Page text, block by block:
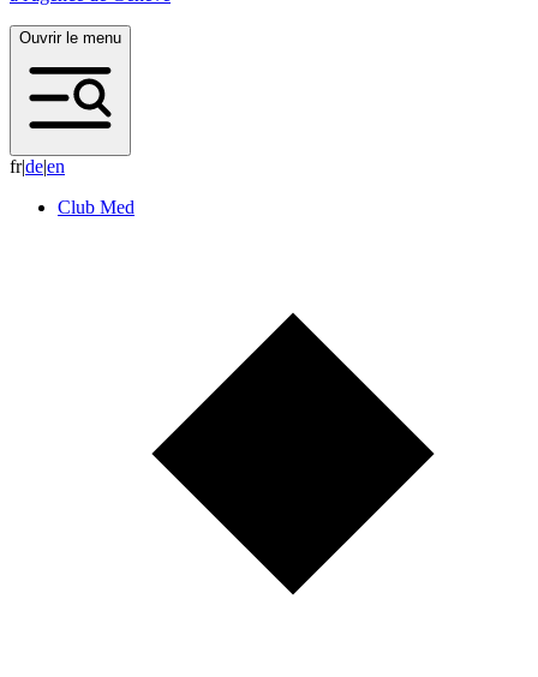
Ouvrir le menu
fr|de|en
Club Med